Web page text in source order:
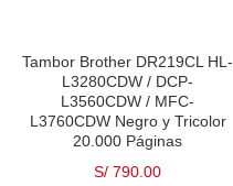
Tambor Brother DR219CL HL-
L3280CDW / DCP-
L3560CDW / MFC-
L3760CDW Negro y Tricolor
20.000 Páginas
S/ 790.00